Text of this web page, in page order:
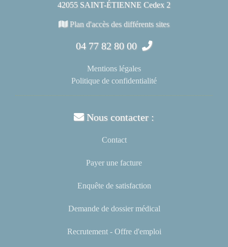
42055 SAINT-ÉTIENNE Cedex 2
Plan d'accès des différents sites
04 77 82 80 00
Mentions légales
Politique de confidentialité
Nous contacter :
Contact
Payer une facture
Enquête de satisfaction
Demande de dossier médical
Recrutement - Offre d'emploi